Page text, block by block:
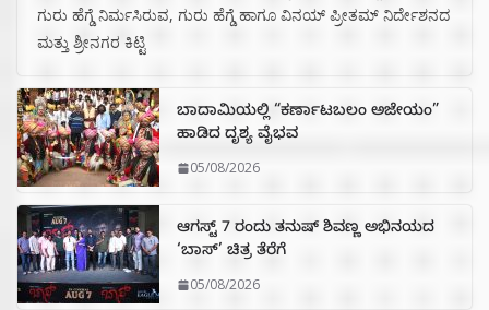
ಗುರು ಹೆಗ್ಡೆ ನಿರ್ಮಸಿರುವ, ಗುರು ಹೆಗ್ಡೆ ಹಾಗೂ ವಿನಯ್ ಪ್ರೀತಮ್ ನಿರ್ದೇಶನದ
ಮತ್ತು ಶ್ರೀನಗರ ಕಿಟ್ಟಿ
ಬಾದಾಮಿಯಲ್ಲಿ “ಕರ್ಣಾಟಬಲಂ ಅಜೇಯಂ”
ಹಾಡಿದ ದೃಶ್ಯ ವೈಭವ
05/08/2026
ಆಗಸ್ಟ್ 7 ರಂದು ತನುಷ್ ಶಿವಣ್ಣ ಅಭಿನಯದ
‘ಬಾಸ್’ ಚಿತ್ರ ತೆರೆಗೆ
05/08/2026